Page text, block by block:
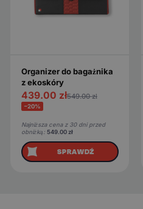
Organizer do bagażnika
z ekoskóry
439.00 zł549.00zł
−20%
Najniższa cena z 30 dni przed
obniżką: 549.00zł
SPRAWDŹ